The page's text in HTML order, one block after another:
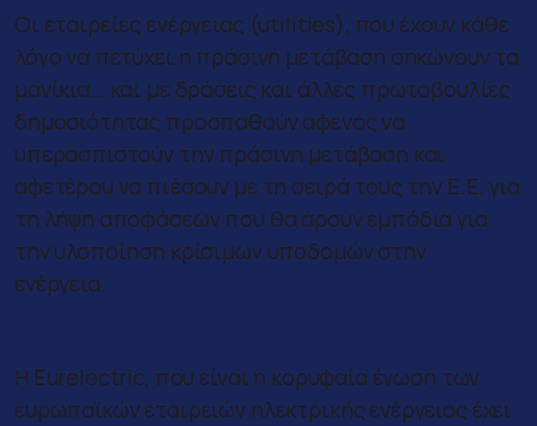
Οι εταιρείες ενέργειας (utilities), που έχουν κάθε
λόγο να πετύχει η πράσινη μετάβαση σηκώνουν τα
μανίκια… και με δράσεις και άλλες πρωτοβουλίες
δημοσιότητας προσπαθούν αφενός να
υπερασπιστούν την πράσινη μετάβαση και
αφετέρου να πιέσουν με τη σειρά τους την Ε.Ε. για
τη λήψη αποφάσεων που θα άρουν εμπόδια για
την υλοποίηση κρίσιμων υποδομών στην
ενέργεια.
Η Eurelectric, που είναι η κορυφαία ένωση των
ευρωπαϊκών εταιρειών ηλεκτρικής ενέργειας έχει